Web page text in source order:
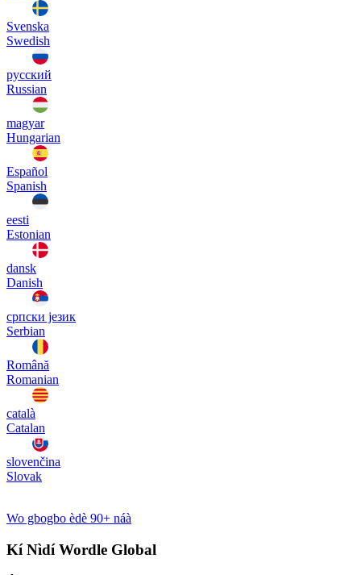
Svenska
Swedish
русский
Russian
magyar
Hungarian
Español
Spanish
eesti
Estonian
dansk
Danish
српски језик
Serbian
Română
Romanian
català
Catalan
slovenčina
Slovak
Wo gbogbo èdè 90+ náà
Kí Nìdí Wordle Global